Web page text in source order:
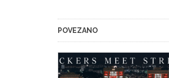
POVEZANO